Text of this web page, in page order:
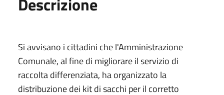
Si avvisano i cittadini che l'Amministrazione
Comunale, al fine di migliorare il servizio di
raccolta differenziata, ha organizzato la
distribuzione dei kit di sacchi per il corretto